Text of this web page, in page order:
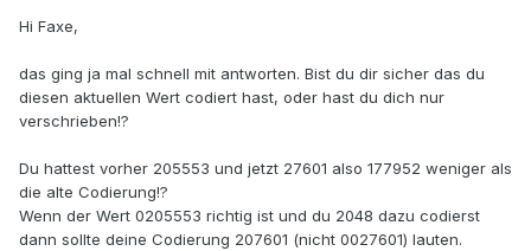
Hi Faxe,
das ging ja mal schnell mit antworten. Bist du dir sicher das du
diesen aktuellen Wert codiert hast, oder hast du dich nur
verschrieben!?
Du hattest vorher 205553 und jetzt 27601 also 177952 weniger als
die alte Codierung!?
Wenn der Wert 0205553 richtig ist und du 2048 dazu codierst
dann sollte deine Codierung 207601 (nicht 0027601) lauten.